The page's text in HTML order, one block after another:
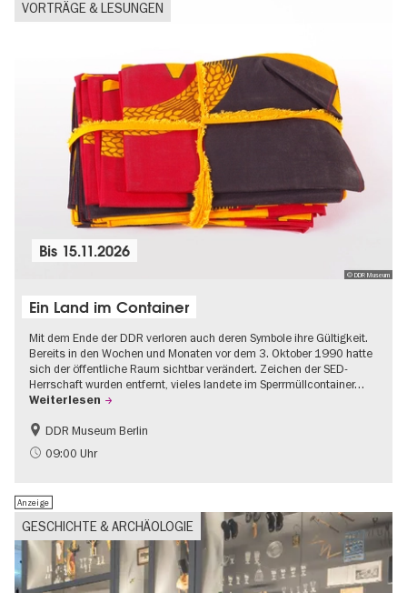
VORTRÄGE & LESUNGEN
© DDR Museum
Bis 15.11.2026
Ein Land im Container
Mit dem Ende der DDR verloren auch deren Symbole ihre Gültigkeit.
Bereits in den Wochen und Monaten vor dem 3. Oktober 1990 hatte
sich der öffentliche Raum sichtbar verändert. Zeichen der SED-
Herrschaft wurden entfernt, vieles landete im Sperrmüllcontainer…
Weiterlesen
DDR-Geschichte
Politik & Gesellschaft
DDR Museum Berlin
09:00 Uhr
GESCHICHTE & ARCHÄOLOGIE
Anzeige